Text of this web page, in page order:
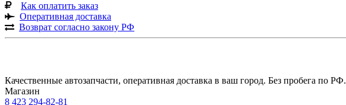
Как оплатить заказ
Оперативная доставка
Возврат согласно закону РФ
Качественные автозапчасти, оперативная доставка в ваш город. Без пробега по РФ.
Магазин
8 423 294-82-81